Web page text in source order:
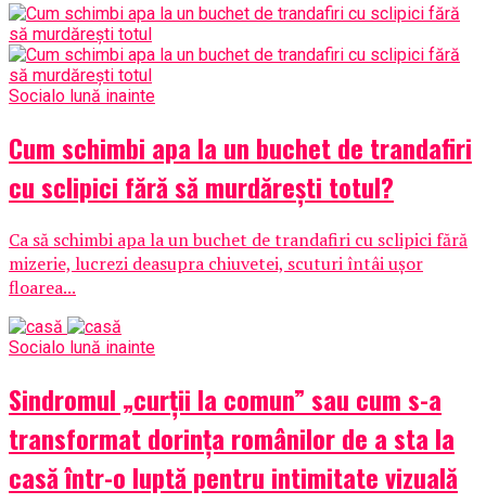
Social o lună inainte
Cum schimbi apa la un buchet de trandafiri
cu sclipici fără să murdărești totul?
Ca să schimbi apa la un buchet de trandafiri cu sclipici fără
mizerie, lucrezi deasupra chiuvetei, scuturi întâi ușor
floarea...
Socialo lună inainte
Sindromul „curții la comun” sau cum s-a
transformat dorința românilor de a sta la
casă într-o luptă pentru intimitate vizuală